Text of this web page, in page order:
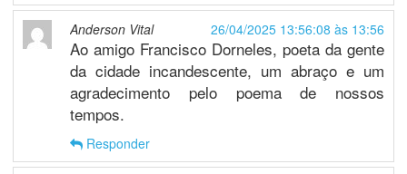
26/04/2025 13:56:08 às 13:56
Anderson Vital
Ao amigo Francisco Dorneles, poeta da gente
da cidade incandescente, um abraço e um
agradecimento pelo poema de nossos
tempos.
Responder